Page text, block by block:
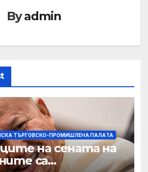
Byadmin
ТЪРГОВСКО-ПРОМИШЛЕНА ПАЛAТА
на сената на
са